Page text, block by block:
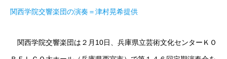
関西学院交響楽団の演奏＝津村晃希提供
関西学院交響楽団は２月10日、兵庫県立芸術文化センターＫＯ